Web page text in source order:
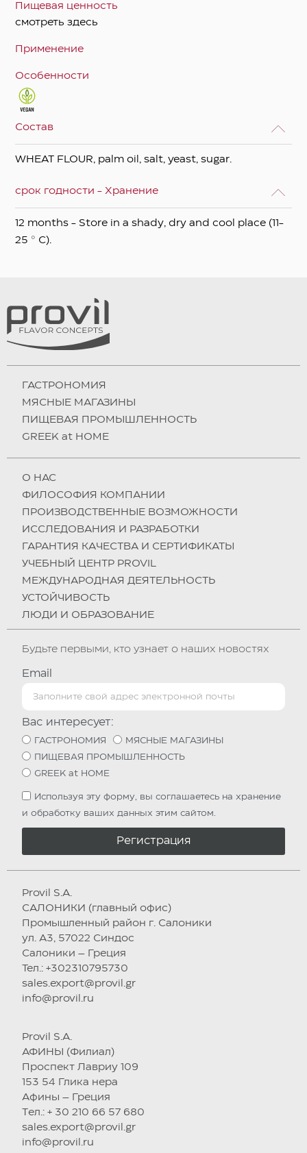
Пищевая ценность
смотреть здесь
Применение
Особенности
Состав
WHEAT FLOUR, palm oil, salt, yeast, sugar.
срок годности - Хранение
12 months - Store in a shady, dry and cool place (11-
25 ° C).
ГАСТРОНОМИЯ
МЯСНЫЕ МАГАЗИНЫ
ПИЩЕВАЯ ПРОМЫШЛЕННОСТЬ
GREEK at HOME
О НAC
ФИЛОСОФИЯ КОМПАНИИ
ПРОИЗВОДСТВЕННЫЕ ВОЗМОЖНОСТИ
ИССЛЕДОВАНИЯ И РАЗРАБОТКИ
ГАРАНТИЯ КАЧЕСТВА И СЕРТИФИКАТЫ
УЧЕБНЫЙ ЦЕНТР PROVIL
МЕЖДУНАРОДНАЯ ДЕЯТЕЛЬНОСТЬ
УСТОЙЧИВОСТЬ
ЛЮДИ И ОБРАЗОВАНИЕ
Будьте первыми, кто узнает о наших новостях
Email
Вас интересует:
ГАСТРОНОМИЯ
МЯСНЫЕ МАГАЗИНЫ
ПИЩЕВАЯ ПРОМЫШЛЕННОСТЬ
GREEK at HOME
Используя эту форму, вы соглашаетесь на хранение
и обработку ваших данных этим сайтом.
Регистрация
Provil S.A.
САЛОНИКИ (главный офис)
Промышленный район г. Салоники
ул. А3, 57022 Синдос
Салоники – Греция
Тел.: +302310795730
sales.export@provil.gr
info@provil.ru
Provil S.A.
АФИНЫ (Филиал)
Проспект Лавриу 109
153 54 Глика нера
Афины – Греция
Tел.: + 30 210 66 57 680
sales.export@provil.gr
info@provil.ru